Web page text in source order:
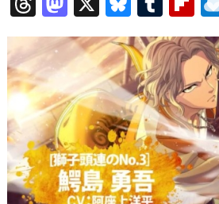
h
re
a
d
s
a
st
o
d
o
n
u
e
sk
y
u
m
bl
r
ip
b
o
ar
d